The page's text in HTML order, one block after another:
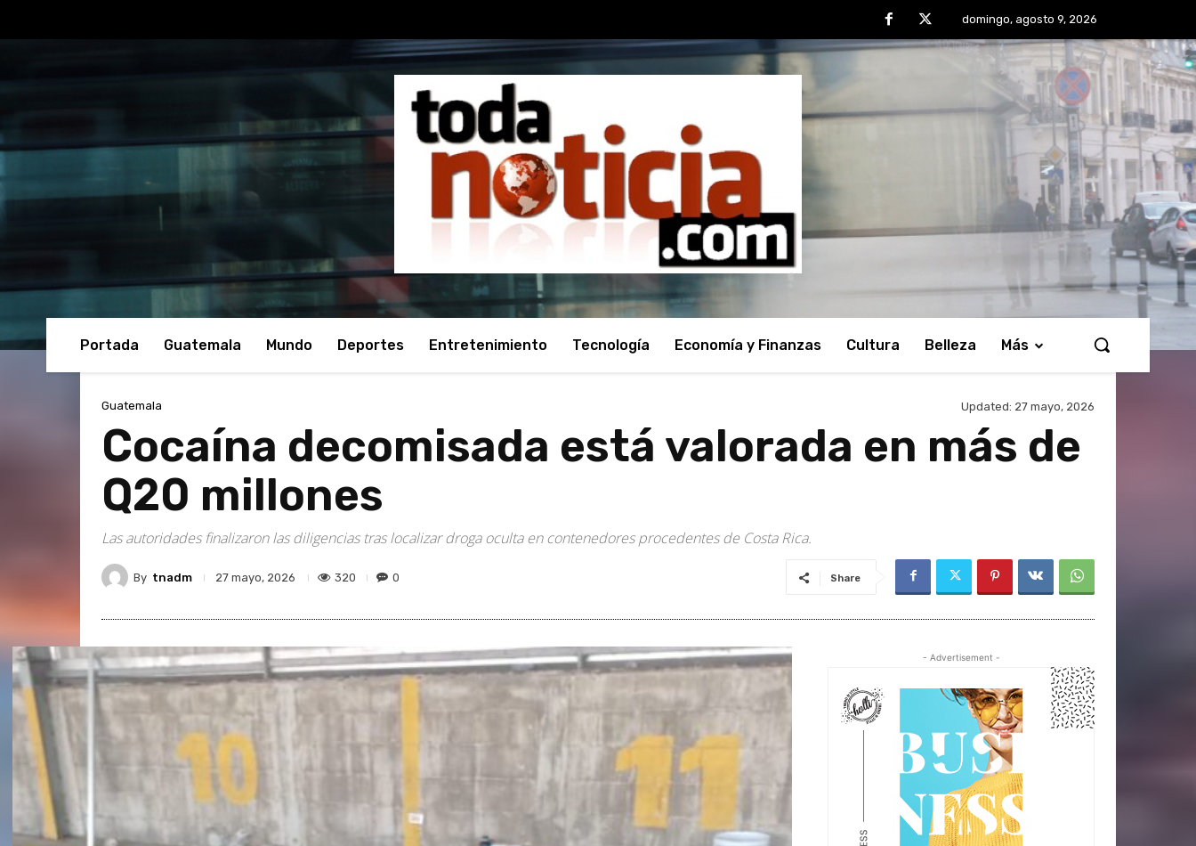
domingo, agosto 9, 2026
Portada Guatemala Mundo Deportes Entretenimiento Tecnología Economía y Finanzas Cultura Belleza Más
Guatemala Updated: 27 mayo, 2026
Cocaína decomisada está valorada en más de
Q20 millones
Las autoridades finalizaron las diligencias tras localizar droga oculta en contenedores procedentes de Costa Rica.
By tnadm 27 mayo, 2026 320 0 Share
- Advertisement -